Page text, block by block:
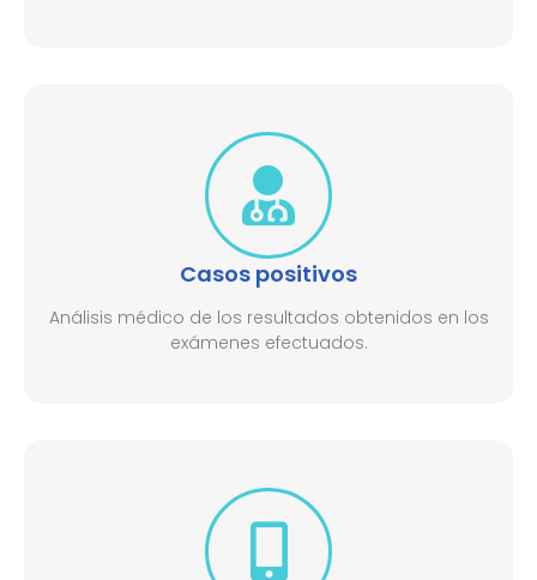
Casos positivos
Análisis médico de los resultados obtenidos en los
exámenes efectuados.